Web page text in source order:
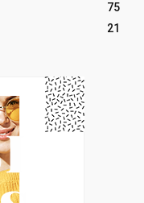
75
21